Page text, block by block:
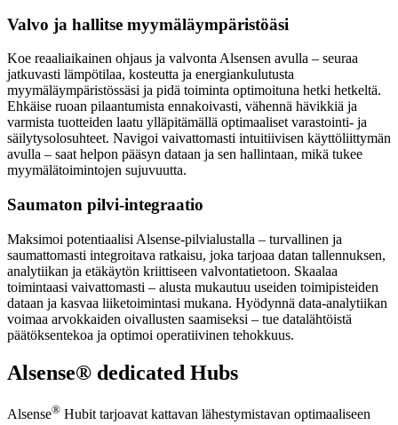
Valvo ja hallitse myymäläympäristöäsi
Koe reaaliaikainen ohjaus ja valvonta Alsensen avulla – seuraa
jatkuvasti lämpötilaa, kosteutta ja energiankulutusta
myymäläympäristössäsi ja pidä toiminta optimoituna hetki hetkeltä.
Ehkäise ruoan pilaantumista ennakoivasti, vähennä hävikkiä ja
varmista tuotteiden laatu ylläpitämällä optimaaliset varastointi- ja
säilytysolosuhteet. Navigoi vaivattomasti intuitiivisen käyttöliittymän
avulla – saat helpon pääsyn dataan ja sen hallintaan, mikä tukee
myymälätoimintojen sujuvuutta.
Saumaton pilvi-integraatio
Maksimoi potentiaalisi Alsense‑pilvialustalla – turvallinen ja
saumattomasti integroitava ratkaisu, joka tarjoaa datan tallennuksen,
analytiikan ja etäkäytön kriittiseen valvontatietoon. Skaalaa
toimintaasi vaivattomasti – alusta mukautuu useiden toimipisteiden
dataan ja kasvaa liiketoimintasi mukana. Hyödynnä data-analytiikan
voimaa arvokkaiden oivallusten saamiseksi – tue datalähtöistä
päätöksentekoa ja optimoi operatiivinen tehokkuus.
Alsense® dedicated Hubs
Alsense® Hubit tarjoavat kattavan lähestymistavan optimaaliseen